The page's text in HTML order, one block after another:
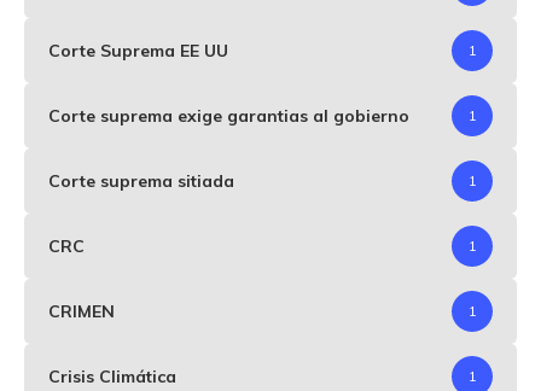
Corte Suprema EE UU 1
Corte suprema exige garantias al gobierno 1
Corte suprema sitiada 1
CRC 1
CRIMEN 1
Crisis Climática 1